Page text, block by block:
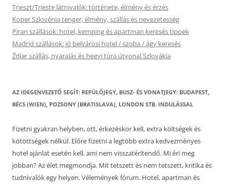
Trieszt/Trieste látnivalók: története, élmény és érzés
Koper Szlovénia tenger, élmény, szállás és nevezetesség
Piran szállások: hotel, kemping és apartman keresés tippek
Madrid szállások: jó belvárosi hotel / szoba / ágy keresés
Ždiar szállás, nyaralás és hegyi túra útvonal Szlovákia
AZ IDEGENVEZETŐ SEGÍT: REPÜLŐJEGY, BUSZ- ÉS VONATJEGY: BUDAPEST,
BÉCS (WIEN), POZSONY (BRATISLAVA), LONDON STB. INDULÁSSAL
Fizetni gyakran helyben, ott, érkezéskor kell, extra költségek és
kötöttségek nélkül. Előre fizetni a legtöbb extra kedvezményes
hotel ajánlat esetén kell, ami nem visszatérítendő. Mi éri meg
jobban? Az élet megmondja. Mit tetszett és nem tetszett, kritika és
tudnivalók egy helyen. Vélemények fórum. Hotel, apartman és